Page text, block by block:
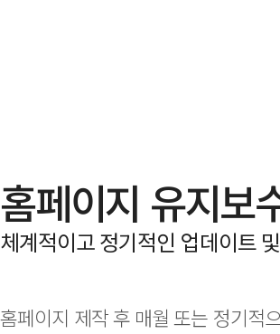
홈페이지 유지보
체계적이고 정기적인 업데이트
홈페이지 제작 후 매월 또는 정기적